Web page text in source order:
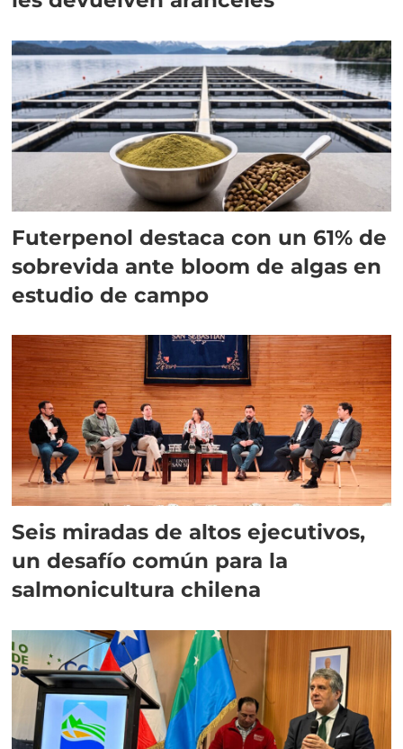
Futerpenol destaca con un 61% de
sobrevida ante bloom de algas en
estudio de campo
Seis miradas de altos ejecutivos,
un desafío común para la
salmonicultura chilena